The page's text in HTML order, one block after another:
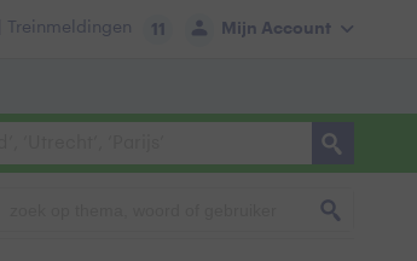
Mijn Account
| Treinmeldingen 11